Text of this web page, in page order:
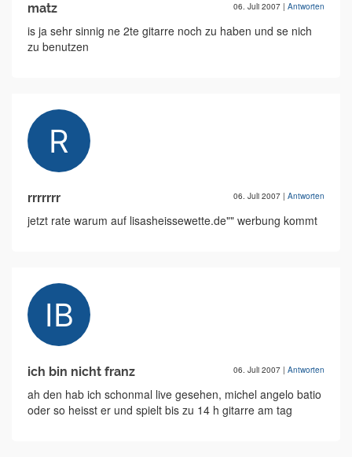
matz 06. Juli 2007 | Antworten
is ja sehr sinnig ne 2te gitarre noch zu haben und se nich
zu benutzen
rrrrrrr 06. Juli 2007 | Antworten
jetzt rate warum auf lisasheissewette.de"" werbung kommt
ich bin nicht franz 06. Juli 2007 | Antworten
ah den hab ich schonmal live gesehen, michel angelo batio
oder so heisst er und spielt bis zu 14 h gitarre am tag